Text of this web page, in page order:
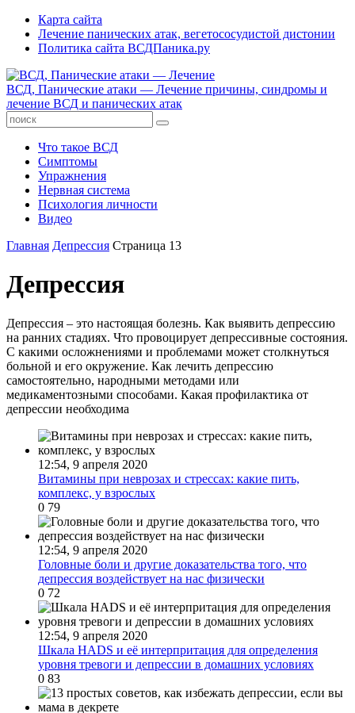
Карта сайта
Лечение панических атак, вегетососудистой дистонии
Политика сайта ВСДПаника.ру
ВСД, Панические атаки — Лечение причины, синдромы и
лечение ВСД и панических атак
Что такое ВСД
Симптомы
Упражнения
Нервная система
Психология личности
Видео
Главная Депрессия Страница 13
Депрессия
Депрессия – это настоящая болезнь. Как выявить депрессию
на ранних стадиях. Что провоцирует депрессивные состояния.
С какими осложнениями и проблемами может столкнуться
больной и его окружение. Как лечить депрессию
самостоятельно, народными методами или
медикаментозными способами. Какая профилактика от
депрессии необходима
12:54, 9 апреля 2020
Витамины при неврозах и стрессах: какие пить,
комплекс, у взрослых
0 79
12:54, 9 апреля 2020
Головные боли и другие доказательства того, что
депрессия воздействует на нас физически
0 72
12:54, 9 апреля 2020
Шкала HADS и её интерпритация для определения
уровня тревоги и депрессии в домашних условиях
0 83